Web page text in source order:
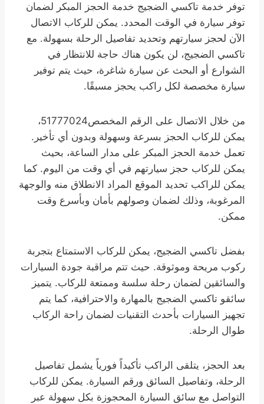
توفر خدمة تاكسي الضجيج خدمة الحجز المبكر لضمان
توفر سيارة في الوقت المحدد. يمكن للركاب الاتصال
الآن لحجز سيارتهم وتحديد تفاصيل الرحلة بسهولة. مع
تاكسي الضجيج، لن يكون هناك حاجة للانتظار في
الشوارع أو البحث عن سيارة شاغرة، حيث يتم توفير
سيارة مخصصة لكل راكب يحجز مسبقًا.
من خلال الاتصال على الرقم المخصص51777024،
يمكن للركاب الحجز بسرعة وسهولة وبدون أي تأخير.
تعمل خدمة الحجز المبكر على مدار الساعة، بحيث
يمكن للركاب حجز سيارتهم في أي وقت من اليوم. كما
يمكن للراكب تحديد الموقع المراد الانطلاق منه والوجهة
المرغوبة، وذلك لضمان وصولهم بأمان وبأسرع وقت
ممكن.
بفضل تاكسي الضجيج، يمكن للركاب الاستمتاع بتجربة
ركوب مريحة وموثوقة. حيث تتم مراقبة جودة السيارات
والسائقين لضمان رحلة سلسة وممتعة للركاب. يتميز
سائقو تاكسي الضجيج بالمهارة والاحترافية، كما يتم
تجهيز السيارات بأحدث التقنيات لضمان راحة الركاب
طوال الرحلة.
بعد الحجز، يتلقى الراكب تأكيداً فورياً يشمل تفاصيل
الرحلة، وتفاصيل السائق ورقم السيارة. يمكن للركاب
التواصل مع سائق السيارة المحجوزة بكل سهولة عبر